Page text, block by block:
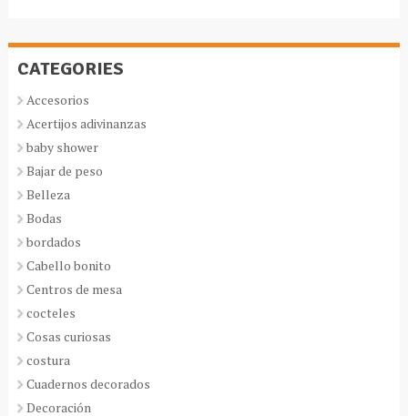
CATEGORIES
Accesorios
Acertijos adivinanzas
baby shower
Bajar de peso
Belleza
Bodas
bordados
Cabello bonito
Centros de mesa
cocteles
Cosas curiosas
costura
Cuadernos decorados
Decoración